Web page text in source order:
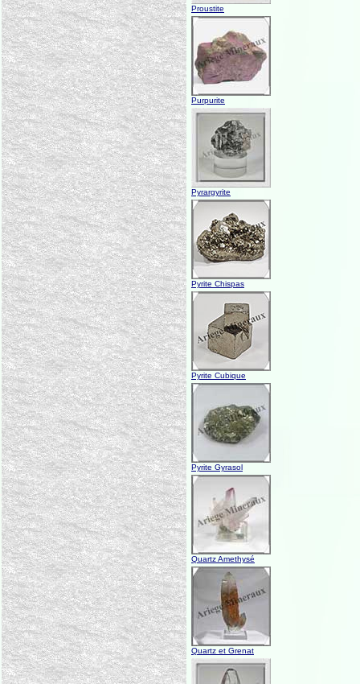
Proustite
Purpurite
Pyrargyrite
Pyrite Chispas
Pyrite Cubique
Pyrite Gyrasol
Quartz Amethysé
Quartz et Grenat